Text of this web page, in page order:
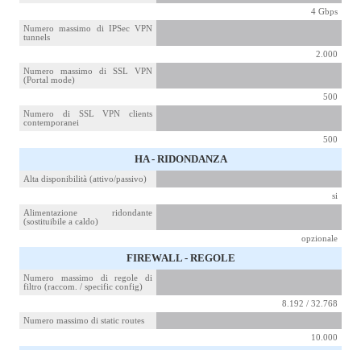
4 Gbps
Numero massimo di IPSec VPN
tunnels
2.000
Numero massimo di SSL VPN
(Portal mode)
500
Numero di SSL VPN clients
contemporanei
500
HA - RIDONDANZA
Alta disponibilità (attivo/passivo)
si
Alimentazione ridondante
(sostituibile a caldo)
opzionale
FIREWALL - REGOLE
Numero massimo di regole di
filtro (raccom. / specific config)
8.192 / 32.768
Numero massimo di static routes
10.000